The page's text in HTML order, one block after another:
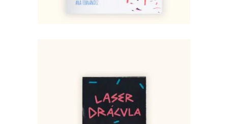
Laser Drácula – Francisco
Negrello
1,95€